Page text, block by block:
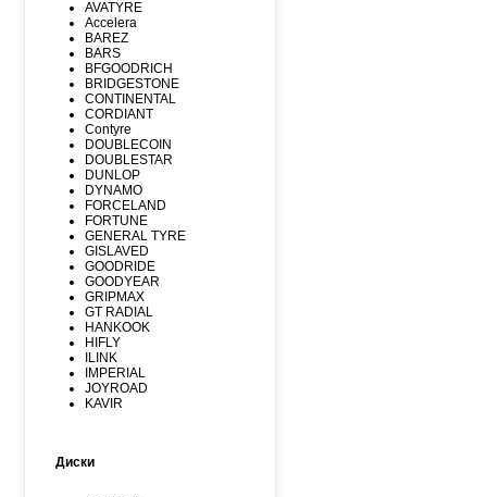
AVATYRE
Accelera
BAREZ
BARS
BFGOODRICH
BRIDGESTONE
CONTINENTAL
CORDIANT
Contyre
DOUBLECOIN
DOUBLESTAR
DUNLOP
DYNAMO
FORCELAND
FORTUNE
GENERAL TYRE
GISLAVED
GOODRIDE
GOODYEAR
GRIPMAX
GT RADIAL
HANKOOK
HIFLY
ILINK
IMPERIAL
JOYROAD
KAVIR
LAUFENN
Диски